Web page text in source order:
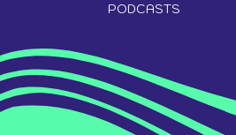
PODCASTS